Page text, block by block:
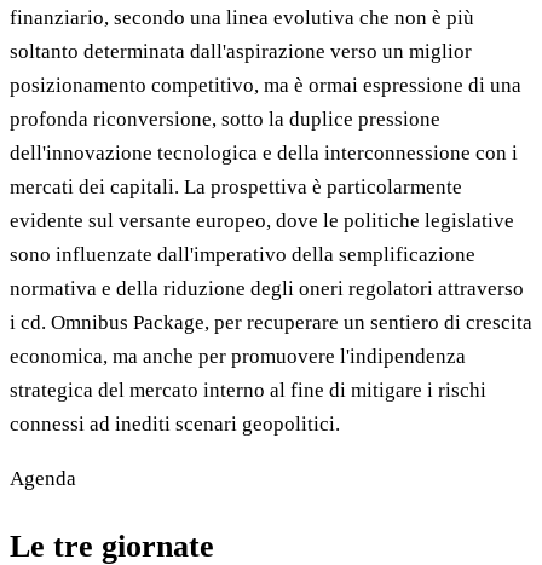
finanziario, secondo una linea evolutiva che non è più
soltanto determinata dall'aspirazione verso un miglior
posizionamento competitivo, ma è ormai espressione di una
profonda riconversione, sotto la duplice pressione
dell'innovazione tecnologica e della interconnessione con i
mercati dei capitali. La prospettiva è particolarmente
evidente sul versante europeo, dove le politiche legislative
sono influenzate dall'imperativo della semplificazione
normativa e della riduzione degli oneri regolatori attraverso
i cd. Omnibus Package, per recuperare un sentiero di crescita
economica, ma anche per promuovere l'indipendenza
strategica del mercato interno al fine di mitigare i rischi
connessi ad inediti scenari geopolitici.
Agenda
Le tre giornate